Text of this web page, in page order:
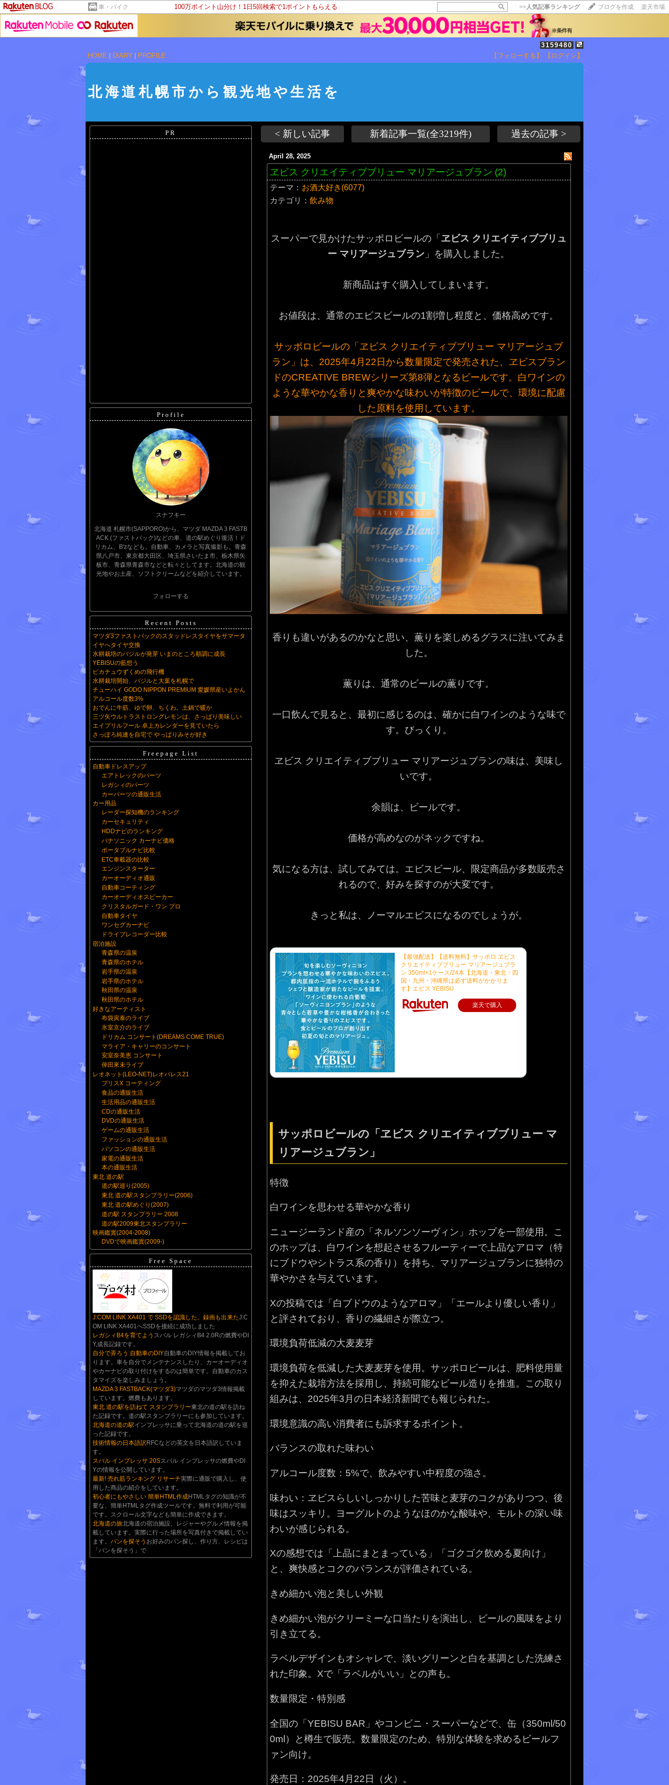
車・バイク 100万ポイント山分け！1日5回検索で1ポイントもらえる >>人気記事ランキング ブログを作成 楽天市場
3159480
HOME
DIARY PROFILE 【フォローする】 【ログイン】
北海道札幌市から観光地や生活を
PR
Profile
スナフキー
北海道 札幌市(SAPPORO)から、マツダ MAZDA 3 FASTB
ACK (ファストバック)などの車、道の駅めぐり復活！ド
リカム、B'zなども。自動車、カメラと写真撮影も。青森
県八戸市、東京都大田区、埼玉県さいたま市、栃木県矢
板市、青森県青森市などと転々としてます。北海道の観
光地やお土産、ソフトクリームなどを紹介しています。
フォローする
Recent Posts
マツダ3ファストバックのスタッドレスタイヤをサマータ
イヤへタイヤ交換
水耕栽培のバジルが発芽 いまのところ順調に成長
YEBISUの藍想う
ピカチュウずくめの飛行機
水耕栽培開始、バジルと大葉を札幌で
チューハイ GODO NIPPON PREMIUM 愛媛県産いよかん
アルコール度数3%
おでんに牛筋、ゆで卵、ちくわ。土鍋で暖か
三ツ矢ウルトラストロングレモンは、さっぱり美味しい
エイプリルフール 卓上カレンダーを見ていたら
さっぽろ純連を自宅で やっぱりみそが好き
Freepage List
自動車ドレスアップ
エアトレックのパーツ
レガシィのパーツ
カーパーツの通販生活
カー用品
レーダー探知機のランキング
カーセキュリティ
HDDナビのランキング
パナソニック カーナビ価格
ポータブルナビ比較
ETC車載器の比較
エンジンスターター
カーオーディオ通販
自動車コーティング
カーオーディオスピーカー
クリスタルガード・ワン プロ
自動車タイヤ
ワンセグカーナビ
ドライブレコーダー比較
宿泊施設
青森県の温泉
青森県のホテル
岩手県の温泉
岩手県のホテル
秋田県の温泉
秋田県のホテル
好きなアーティスト
布袋寅泰のライブ
氷室京介のライブ
ドリカム コンサート(DREAMS COME TRUE)
マライア・キャリーのコンサート
安室奈美恵 コンサート
倖田來未ライブ
レオネット(LEO-NET)レオパレス21
ブリスX コーティング
食品の通販生活
生活用品の通販生活
CDの通販生活
DVDの通販生活
ゲームの通販生活
ファッションの通販生活
パソコンの通販生活
家電の通販生活
本の通販生活
東北 道の駅
道の駅巡り(2005)
東北 道の駅スタンプラリー(2006)
東北 道の駅めぐり(2007)
道の駅 スタンプラリー 2008
道の駅2009東北スタンプラリー
映画鑑賞(2004-2008)
DVDで映画鑑賞(2009-)
Free Space
J:COM LINK XA401 で SSDを認識した。録画も出来たJ:C
OM LINK XA401へSSDを接続に成功しました
レガシィB4を育てよう スバル レガシィB4 2.0Rの燃費やDI
Y,成長記録です。
自分で弄ろう:自動車のDIY自動車のDIY情報を掲載してお
ります。車を自分でメンテナンスしたり、カーオーディオ
やカーナビの取り付けをするのは簡単です。自動車のカス
タマイズを楽しみましょう。
MAZDA 3 FASTBACK(マツダ3)マツダのマツダ3情報掲載
しています。燃費もあります。
東北 道の駅を訪ねて スタンプラリー東北の道の駅を訪ね
た記録です。道の駅スタンプラリーにも参加しています。
北海道の道の駅インプレッサに乗って北海道の道の駅を巡
った記録です。
技術情報の日本語訳 RFCなどの英文を日本語訳していま
す。
スバル インプレッサ 20Sスバル インプレッサの燃費やDI
Yの情報を公開しています。
最新! 売れ筋ランキング リサーチ実際に通販で購入し、使
用した商品の紹介をしています。
初心者にもやさしい 簡単HTML作成HTMLタグの知識が不
要な、簡単HTMLタグ作成ツールです。無料で利用が可能
です。スクロール文字なども簡単に作成できます。
北海道の旅北海道の宿泊施設、レジャーやグルメ情報を掲
載しています。実際に行った場所を写真付きで掲載してい
ます。 パンを探そう お好みのパン探し、作り方、レシピは
「パンを探そう」で
< 新しい記事 新着記事一覧(全3219件) 過去の記事 >
April 28, 2025
ヱビス クリエイティブブリュー マリアージュブラン (2)
テーマ： お酒大好き(6077)
カテゴリ：飲み物
​スーパーで見かけたサッポロビールの「ヱビス クリエイティブブリュ
ー マリアージュブラン 」を購入しました。
新商品はすぐ購入してしまいます。
お値段は、通常のエビスビールの1割増し程度と、価格高めです。
サッポロビールの「ヱビス クリエイティブブリュー マリアージュブ
ラン」は、2025年4月22日から数量限定で発売された、ヱビスブラン
ドのCREATIVE BREWシリーズ第8弾となるビールです。白ワインの
ような華やかな香りと爽やかな味わいが特徴のビールで、環境に配慮
した原料を使用しています。
香りも違いがあるのかなと思い、薫りを楽しめるグラスに注いてみま
した。
薫りは、通常のビールの薫りです。
一口飲んで見ると、最初に感じるのは、確かに白ワインのような味で
す。びっくり。
ヱビス クリエイティブブリュー マリアージュブランの味は、美味し
いです。
余韻は、ビールです。
価格が高めなのがネックですね。
気になる方は、試してみては。エビスビール、限定商品が多数販売さ
れるので、好みを探すのが大変です。
きっと私は、ノーマルエビスになるのでしょうが。​
【最強配送】【送料無料】サッポロ ヱビス
クリエイティブブリュー マリアージュブラ
ン 350ml×1ケース/24本【北海道・東北・四
国・九州・沖縄県は必ず送料がかかりま
す】エビス YEBISU
楽天で購入
サッポロビールの「ヱビス クリエイティブブリュー マ
リアージュブラン」
特徴
白ワインを思わせる華やかな香り
ニュージーランド産の「ネルソンソーヴィン」ホップを一部使用。こ
のホップは、白ワインを想起させるフルーティーで上品なアロマ（特
にブドウやシトラス系の香り）を持ち、マリアージュブランに独特の
華やかさを与えています。
Xの投稿では「白ブドウのようなアロマ」「エールより優しい香り」
と評されており、香りの繊細さが際立つ。
環境負荷低減の大麦麦芽
環境負荷を低減した大麦麦芽を使用。サッポロビールは、肥料使用量
を抑えた栽培方法を採用し、持続可能なビール造りを推進。この取り
組みは、2025年3月の日本経済新聞でも報じられた。
環境意識の高い消費者にも訴求するポイント。
バランスの取れた味わい
アルコール度数：5%で、飲みやすい中程度の強さ。
味わい：ヱビスらしいしっかりした苦味と麦芽のコクがありつつ、後
味はスッキリ。ヨーグルトのようなほのかな酸味や、モルトの深い味
わいが感じられる。
Xの感想では「上品にまとまっている」「ゴクゴク飲める夏向け」
と、爽快感とコクのバランスが評価されている。
きめ細かい泡と美しい外観
きめ細かい泡がクリーミーな口当たりを演出し、ビールの風味をより
引き立てる。
ラベルデザインもオシャレで、淡いグリーンと白を基調とした洗練さ
れた印象。Xで「ラベルがいい」との声も。
数量限定・特別感
全国の「YEBISU BAR」やコンビニ・スーパーなどで、缶（350ml/50
0ml）と樽生で販売。数量限定のため、特別な体験を求めるビールフ
ァン向け。
発売日：2025年4月22日（火）。